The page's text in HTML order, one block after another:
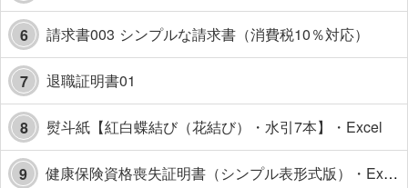
6 請求書003 シンプルな請求書（消費税10％対応）
7 退職証明書01
8 熨斗紙【紅白蝶結び（花結び）・水引7本】・Excel
9 健康保険資格喪失証明書（シンプル表形式版）・Excel【見本付き】